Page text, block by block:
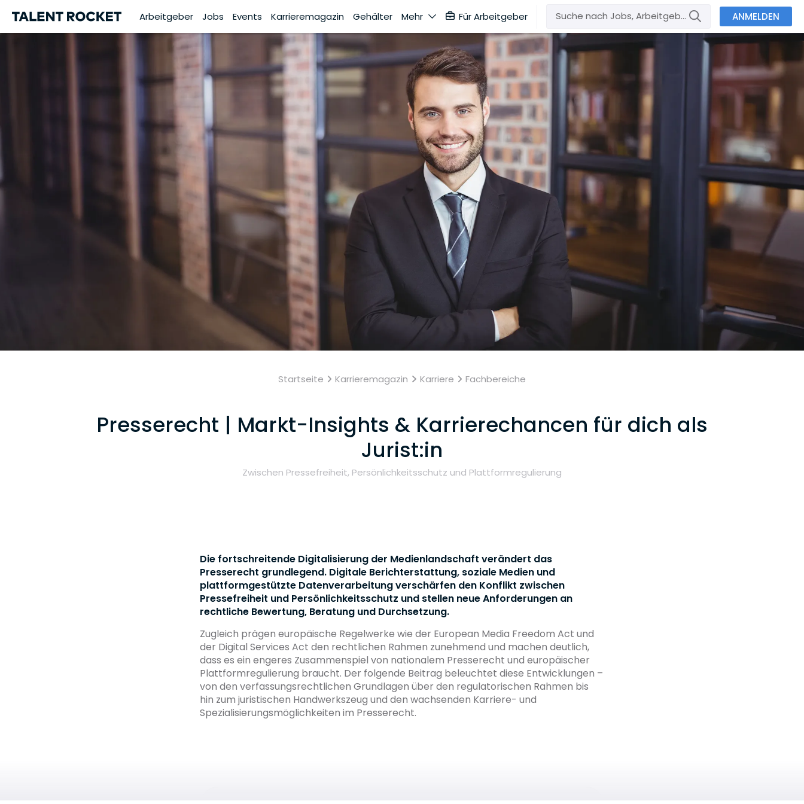
Arbeitgeber Jobs Events Karrieremagazin Gehälter Mehr Für Arbeitgeber ANMELDEN
Startseite Karrieremagazin Karriere Fachbereiche
Presserecht | Markt-Insights & Karrierechancen für dich als
Jurist:in
Zwischen Pressefreiheit, Persönlichkeitsschutz und Plattformregulierung
Die fortschreitende Digitalisierung der Medienlandschaft verändert das
Presserecht grundlegend. Digitale Berichterstattung, soziale Medien und
plattformgestützte Datenverarbeitung verschärfen den Konflikt zwischen
Pressefreiheit und Persönlichkeitsschutz und stellen neue Anforderungen an
rechtliche Bewertung, Beratung und Durchsetzung.
Zugleich prägen europäische Regelwerke wie der European Media Freedom Act und
der Digital Services Act den rechtlichen Rahmen zunehmend und machen deutlich,
dass es ein engeres Zusammenspiel von nationalem Presserecht und europäischer
Plattformregulierung braucht. Der folgende Beitrag beleuchtet diese Entwicklungen –
von den verfassungsrechtlichen Grundlagen über den regulatorischen Rahmen bis
hin zum juristischen Handwerkszeug und den wachsenden Karriere- und
Spezialisierungsmöglichkeiten im Presserecht.